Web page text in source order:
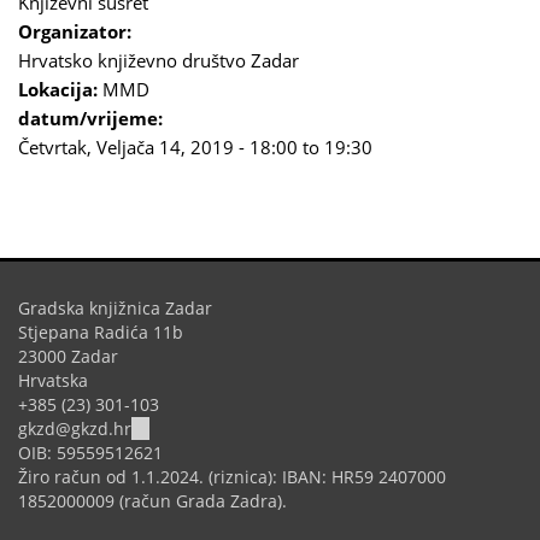
Organizator:
Hrvatsko književno društvo Zadar
Lokacija: MMD
datum/vrijeme:
Četvrtak, Veljača 14, 2019 - 18:00 to 19:30
Gradska knjižnica Zadar
Stjepana Radića 11b
23000 Zadar
Hrvatska
+385 (23) 301-103
gkzd@gkzd.hr
sends
e-
mail)
OIB: 59559512621
Žiro račun od 1.1.2024. (riznica): IBAN: HR59 2407000
1852000009 (račun Grada Zadra).